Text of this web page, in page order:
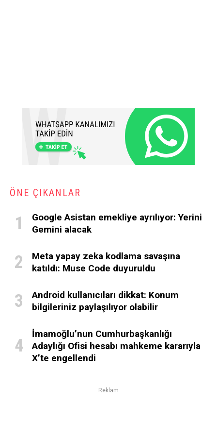
ÖNE ÇIKANLAR
Google Asistan emekliye ayrılıyor: Yerini
Gemini alacak
Meta yapay zeka kodlama savaşına
katıldı: Muse Code duyuruldu
Android kullanıcıları dikkat: Konum
bilgileriniz paylaşılıyor olabilir
İmamoğlu’nun Cumhurbaşkanlığı
Adaylığı Ofisi hesabı mahkeme kararıyla
X’te engellendi
Reklam